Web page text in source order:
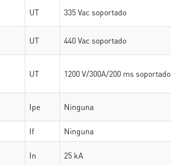
UT 335 Vac soportado
UT 440 Vac soportado
UT 1200 V/300A/200 ms soportado
Ipe Ninguna
If
Ninguna
In 25 kA